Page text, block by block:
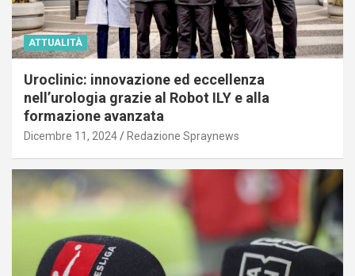
ATTUALITÀ
Uroclinic: innovazione ed eccellenza
nell’urologia grazie al Robot ILY e alla
formazione avanzata
Dicembre 11, 2024 Redazione Spraynews